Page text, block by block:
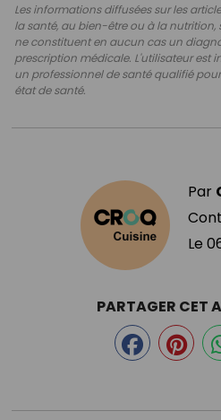
Les informations diffusées sur les
la santé, au bien-être ou à la
ne constituent en aucun cas un
prescription médicale. L'utilisateur est
un professionnel de santé qualifié
état de santé.
Par
Le
PARTAGER CET